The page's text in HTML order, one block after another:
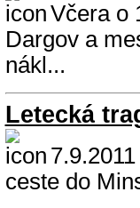
Včera o
Dargov a
nákl...
Letecká
ceste do